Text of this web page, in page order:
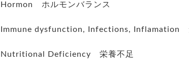
Hormon ホルモンバランス
Immune dysfunction, Infections, Inflamation
Nutritional Deficiency 栄養不足